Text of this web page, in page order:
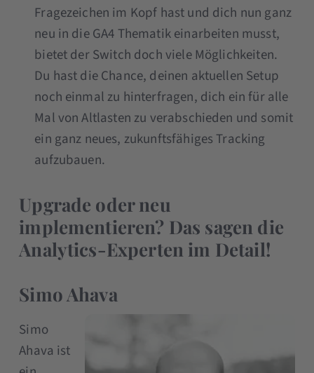
Fragezeichen im Kopf hast und dich nun ganz
neu in die GA4 Thematik einarbeiten musst,
bietet der Switch doch viele Möglichkeiten.
Du hast die Chance, deinen aktuellen Setup
noch einmal zu hinterfragen, dich ein für alle
Mal von Altlasten zu verabschieden und somit
ein ganz neues, zukunftsfähiges Tracking
aufzubauen.
Upgrade oder neu
implementieren? Das sagen die
Analytics-Experten im Detail!
Simo Ahava
Simo
Ahava ist